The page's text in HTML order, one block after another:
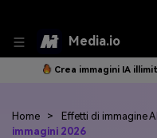
Media.io
Crea immagini IA
Home > Effetti di immagine AI
immagini 2026